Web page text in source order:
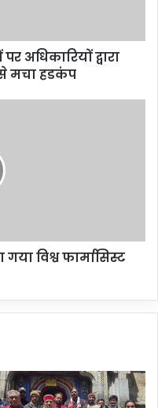
अधिकारियों द्वारा
मचा हडकंप
विश्व फार्मासिस्ट